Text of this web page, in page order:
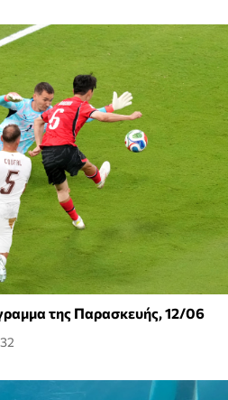
της Παρασκευής, 12/06